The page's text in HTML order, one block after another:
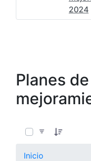
2024
Planes de
Inicio